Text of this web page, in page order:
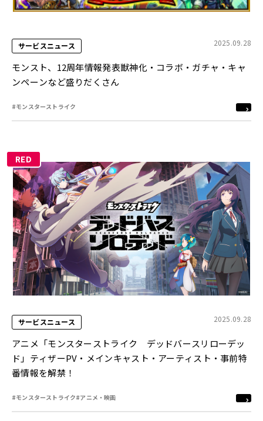
サービスニュース 2025.09.28
モンスト、12周年情報発表獣神化・コラボ・ガチャ・キャ
ンペーンなど盛りだくさん
#モンスターストライク
RED
サービスニュース 2025.09.28
アニメ「モンスターストライク デッドバースリローデッ
ド」ティザーPV・メインキャスト・アーティスト・事前特
番情報を解禁！
#モンスターストライク#アニメ・映画